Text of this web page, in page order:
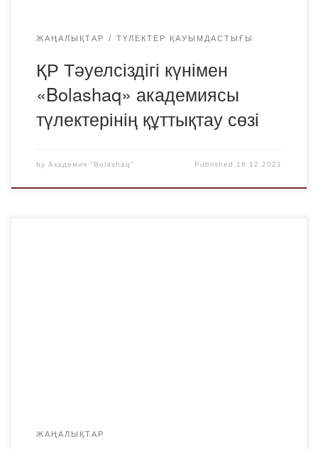
ЖАҢАЛЫҚТАР ТҮЛЕКТЕР ҚАУЫМДАСТЫҒЫ
ҚР Тәуелсіздігі күнімен
«Bolashaq» академиясы
түлектерінің құттықтау сөзі
by Академия "Bolashaq" Published 16.12.2021
ЖАҢАЛЫҚТАР